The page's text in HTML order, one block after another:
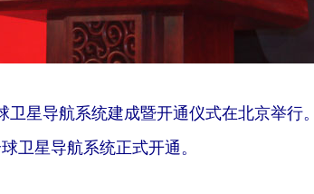
星导航系统建成暨开通仪式在北京举行
卫星导航系统正式开通。